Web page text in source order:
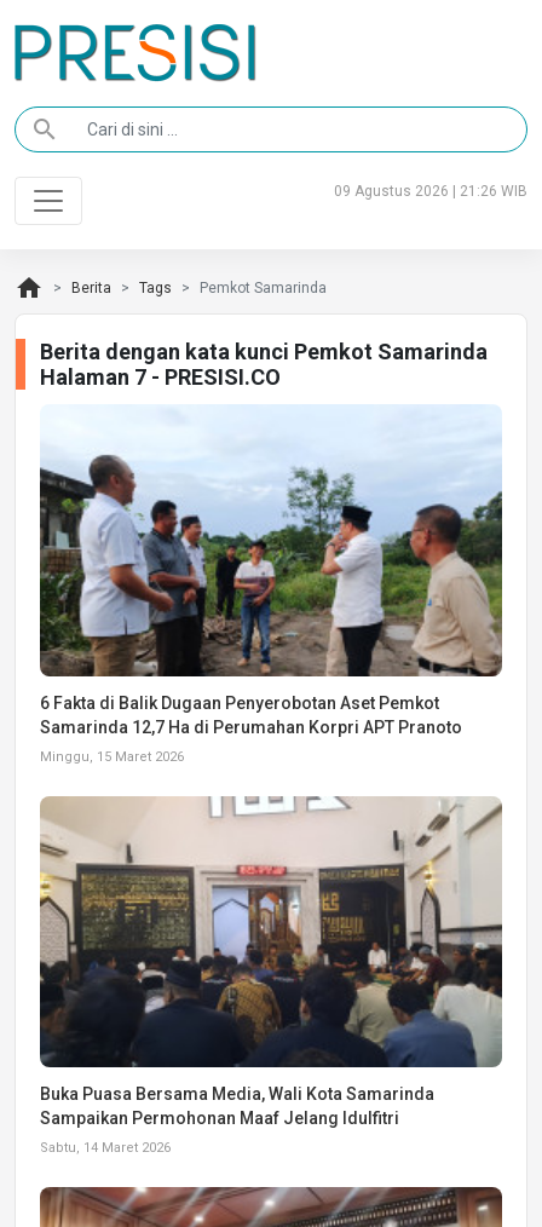
search
09 Agustus 2026 | 21:26 WIB
home Berita Tags Pemkot Samarinda
Berita dengan kata kunci Pemkot Samarinda
Halaman 7 - PRESISI.CO
6 Fakta di Balik Dugaan Penyerobotan Aset Pemkot
Samarinda 12,7 Ha di Perumahan Korpri APT Pranoto
Minggu, 15 Maret 2026
Buka Puasa Bersama Media, Wali Kota Samarinda
Sampaikan Permohonan Maaf Jelang Idulfitri
Sabtu, 14 Maret 2026